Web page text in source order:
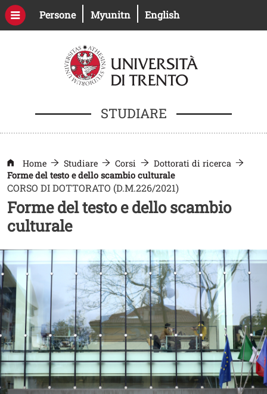
Salta al contenuto principale
PersoneApri il link in una nuova finestra
MyunitnApri il link in una nuova
English
STUDIARE
Home Studiare Corsi
Dottorati di ricerca
Forme del testo e dello scambio culturale
CORSO DI DOTTORATO (D.M.226/2021)
Forme del testo e dello scambio
culturale
Image